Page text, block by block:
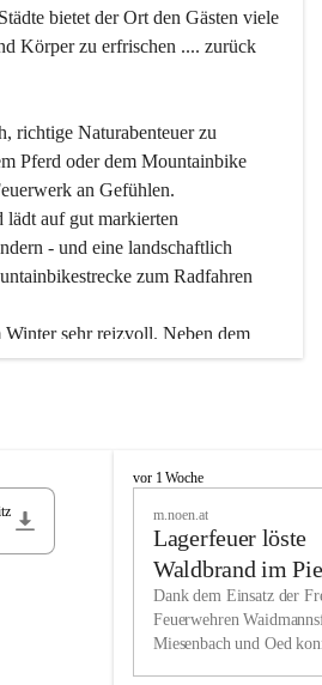
bietet der Ort den Gästen viele
Körper zu erfrischen .... zurück
richtige Naturabenteuer zu
Pferd oder dem Mountainbike
an Gefühlen.
auf gut markierten
- und eine landschaftlich
zum Radfahren
sehr reizvoll. Neben dem
auf dem nahe gelegenen Unterberg
die zum Schifahren oder
Kulturvereine.
dass Sie in Miesenbach sowie
Gaststätten und urigen
als lebens- und liebenswerten Ort.
werden ebenso groß geschrieben
M
h
vor 1 Woche
m.noen.at
Lagerfeuer löste
Waldbrand im
aus
Dank dem Einsatz der
Feuerwehren
Miesenbach und Oed